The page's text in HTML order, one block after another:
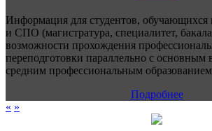
Информация для студентов,
и СПО (магистратура, специалитет,
возможности прохождения
переподготовки параллельно с
средним профессиональным
Подробнее
« »